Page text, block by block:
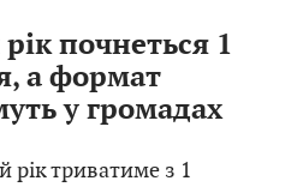
почнеться 1
а формат
у громадах
рік триватиме з 1